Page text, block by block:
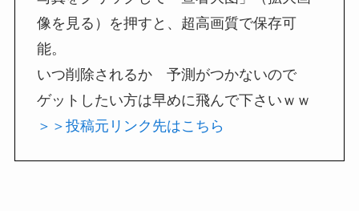
像を見る）を押すと、超高画質で保存可
能。
いつ削除されるか 予測がつかないので
ゲットしたい方は早めに飛んで下さいｗｗ
＞＞投稿元リンク先はこちら